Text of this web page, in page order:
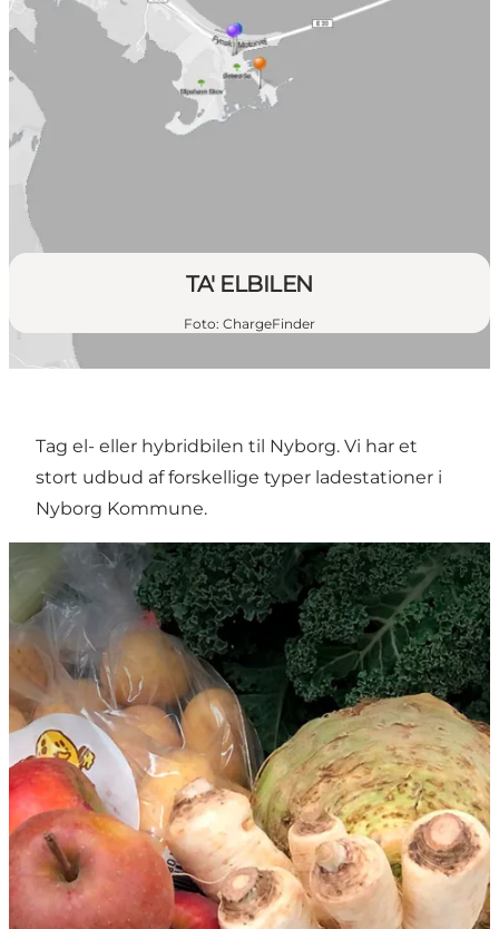
TA' ELBILEN
Foto: ChargeFinder
Tag el- eller hybridbilen til Nyborg. Vi har et
stort udbud af forskellige typer ladestationer i
Nyborg Kommune.